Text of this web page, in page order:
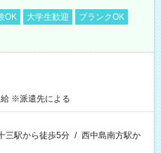
OK 大学生歓迎
ブランクOK
※派遣先による
三駅から徒歩5分 / 西中島南方駅か